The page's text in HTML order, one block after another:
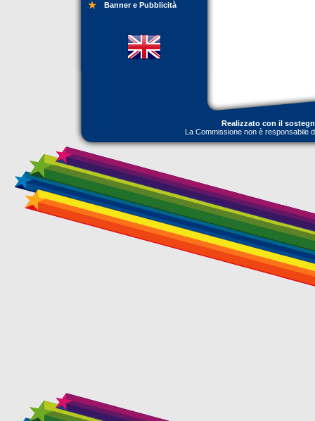
Banner e Pubblicità
Realizzato con il
La Commissione non è responsabile